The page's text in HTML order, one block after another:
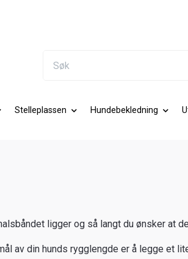
Stelleplassen Hundebekledning
ligger og så langt du ønsker at
av din hunds rygglengde er å legge et